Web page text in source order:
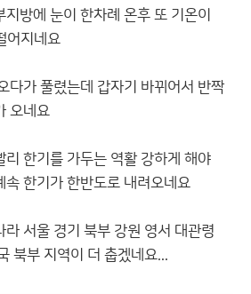
방에 눈이 한차례 온후 또 기온이
어지네요
다가 풀렸는데 갑자기 바뀌어서 반짝
오네요
리 한기를 가두는 역활 강하게 해야
속 한기가 한반도로 내려오네요
라 서울 경기 북부 강원 영서 대관령
북부 지역이 더 춥겠네요...